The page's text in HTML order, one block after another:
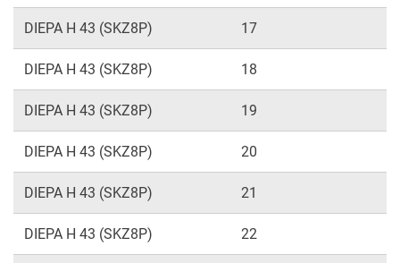
DIEPA H 43 (SKZ8P) 17
DIEPA H 43 (SKZ8P) 18
DIEPA H 43 (SKZ8P) 19
DIEPA H 43 (SKZ8P) 20
DIEPA H 43 (SKZ8P) 21
DIEPA H 43 (SKZ8P) 22